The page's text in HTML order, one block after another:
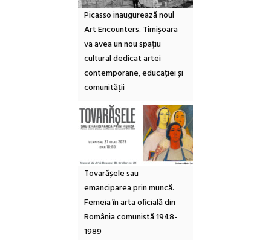
Picasso inaugurează noul
Art Encounters. Timișoara
va avea un nou spațiu
cultural dedicat artei
contemporane, educației și
comunității
Tovarășele sau
emanciparea prin muncă.
Femeia în arta oficială din
România comunistă 1948-
1989